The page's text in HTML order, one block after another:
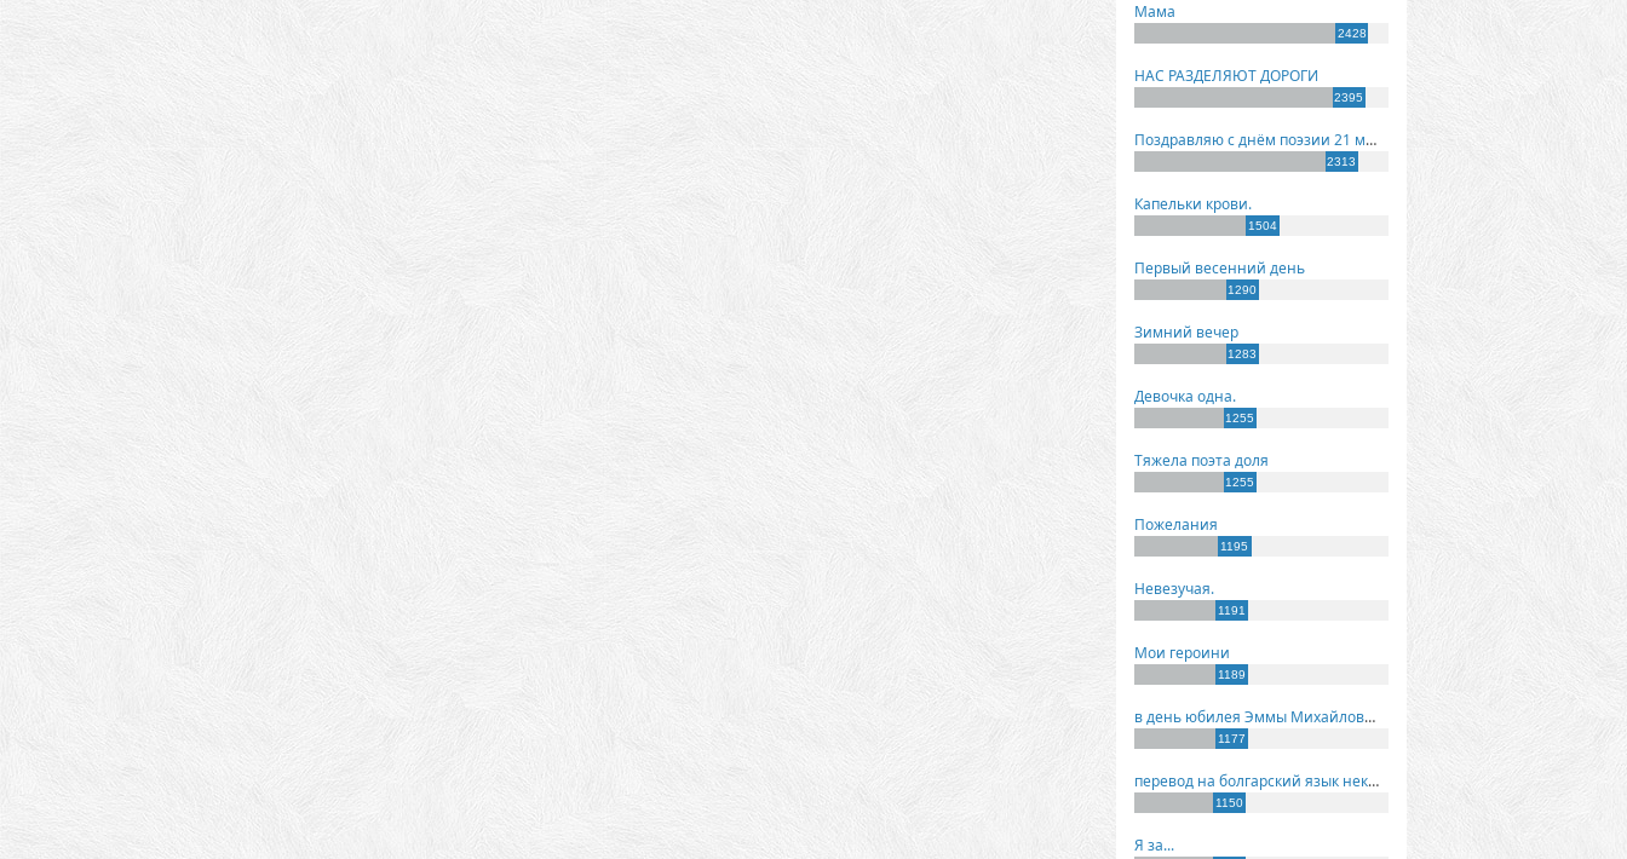
Мама
2428
НАС РАЗДЕЛЯЮТ ДОРОГИ
2395
Поздравляю с днём поэзии 21 марта!
2313
Капельки крови.
1504
Первый весенний день
1290
Зимний вечер
1283
Девочка одна.
1255
Тяжела поэта доля
1255
Пожелания
1195
Невезучая.
1191
Мои героини
1189
в день юбилея Эммы Михайловны Киселевой
1177
перевод на болгарский язык некоторых моих стихов
1150
Я за...